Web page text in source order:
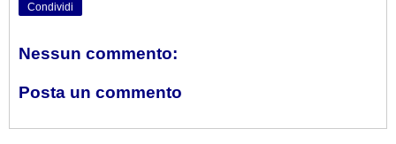
Condividi
Nessun commento:
Posta un commento